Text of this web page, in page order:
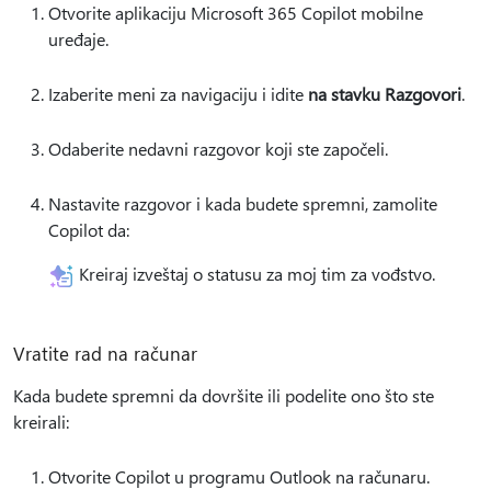
Otvorite aplikaciju Microsoft 365 Copilot mobilne
uređaje.
Izaberite meni za navigaciju i idite na stavku Razgovori.
Odaberite nedavni razgovor koji ste započeli.
Nastavite razgovor i kada budete spremni, zamolite
Copilot da:
Kreiraj izveštaj o statusu za moj tim za vođstvo.
Vratite rad na računar
Kada budete spremni da dovršite ili podelite ono što ste
kreirali:
Otvorite Copilot u programu Outlook na računaru.